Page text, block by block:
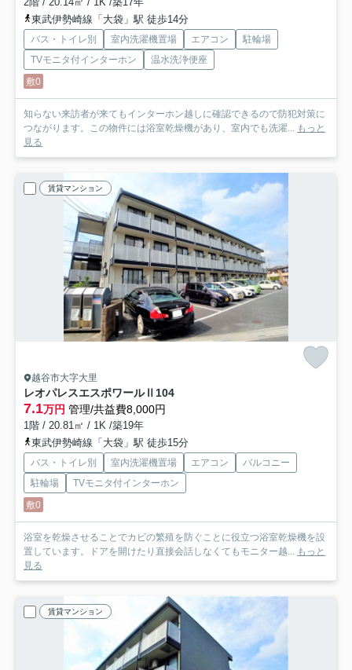
東武伊勢崎線「大袋」駅 徒歩14分
バス・トイレ別 室内洗濯機置場 エアコン
駐輪場
TVモニタ付インターホン
温水洗浄便座
敷0
知らない来訪者が来てもインターホン越しに確認できるので防犯対策に
つながります。この物件には浴室乾燥機があり、室内でも洗濯... もっと
見る
賃貸マンション
越谷市大字大里
レオパレスエスポワールⅡ 104
7.1万円 管理/共益費8,000円
1階 / 20.81㎡ / 1K /築19年
東武伊勢崎線「大袋」駅 徒歩15分
バス・トイレ別 室内洗濯機置場 エアコン
バルコニー
駐輪場
TVモニタ付インターホン
敷0
浴室を乾燥させることでカビの繁殖を防ぐことに役立つ浴室乾燥機を設
置しています。ドアを開けたり直接会話しなくてもモニター越... もっと
見る
賃貸マンション